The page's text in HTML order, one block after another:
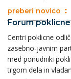
preberi novico
Forum
Centri poklicne
zasebno-javnim
med ponudniki
trgom dela in